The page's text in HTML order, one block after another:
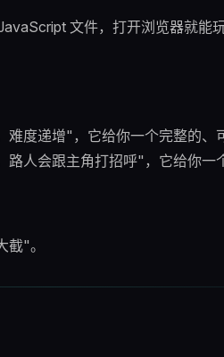
文件，打开浏览器就能
度递增"，它给你一个完整的、
人会跟主角打招呼"，它给你一
"。